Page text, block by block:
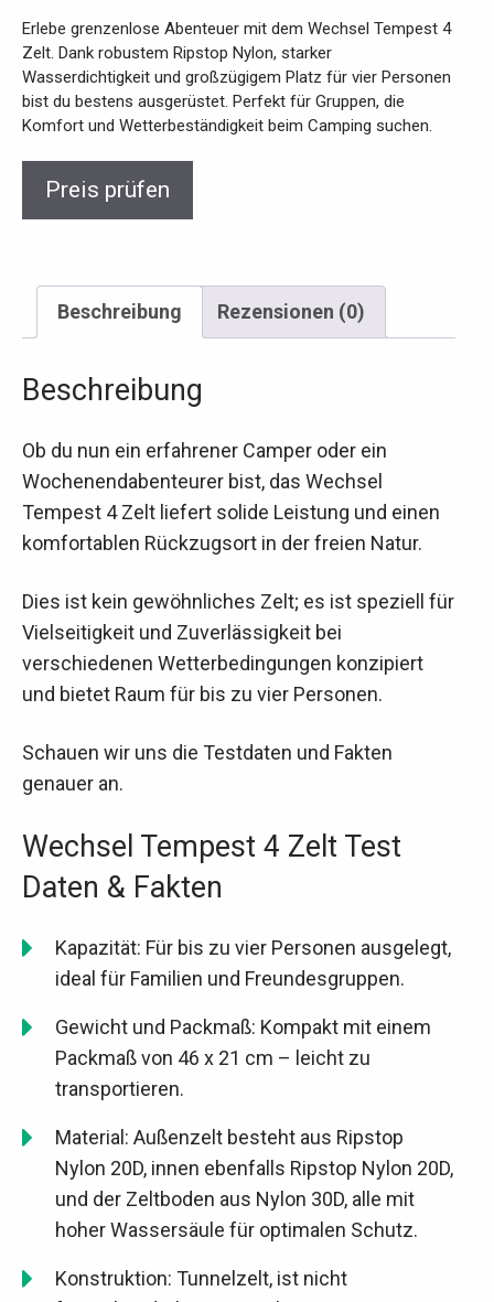
Erlebe grenzenlose Abenteuer mit dem Wechsel Tempest 4
Zelt. Dank robustem Ripstop Nylon, starker
Wasserdichtigkeit und großzügigem Platz für vier Personen
bist du bestens ausgerüstet. Perfekt für Gruppen, die
Komfort und Wetterbeständigkeit beim Camping suchen.
Preis prüfen
Beschreibung Rezensionen (0)
Beschreibung
Ob du nun ein erfahrener Camper oder ein
Wochenendabenteurer bist, das Wechsel
Tempest 4 Zelt liefert solide Leistung und einen
komfortablen Rückzugsort in der freien Natur.
Dies ist kein gewöhnliches Zelt; es ist speziell für
Vielseitigkeit und Zuverlässigkeit bei
verschiedenen Wetterbedingungen konzipiert
und bietet Raum für bis zu vier Personen.
Schauen wir uns die Testdaten und Fakten
genauer an.
Wechsel Tempest 4 Zelt Test
Daten & Fakten
Kapazität: Für bis zu vier Personen ausgelegt,
ideal für Familien und Freundesgruppen.
Gewicht und Packmaß: Kompakt mit einem
Packmaß von 46 x 21 cm – leicht zu
transportieren.
Material: Außenzelt besteht aus Ripstop
Nylon 20D, innen ebenfalls Ripstop Nylon 20D,
und der Zeltboden aus Nylon 30D, alle mit
hoher Wassersäule für optimalen Schutz.
Konstruktion: Tunnelzelt, ist nicht